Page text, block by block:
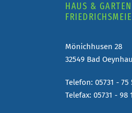
HAUS &
Mönichhusen 28
32549 Bad
Telefon: 05731 - 75
Telefax: 05731 - 98